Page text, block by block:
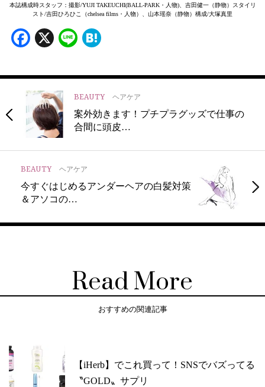
本誌構成時スタッフ：撮影/YUJI TAKEUCHI(BALL-PARK・人物)、吉田健一（静物）スタイリ
スト/吉田ひろひこ（chelsea films・人物）、山本瑶奈（静物）構成/大塚真里
Facebook
X Line
BEAUTY ヘアケア
案外効きます！プチプラグッズで仕事の
合間に頭皮…
BEAUTY ヘアケア
今すぐはじめるアンダーヘアの白髪対策
＆アソコの…
Read More
おすすめの関連記事
【iHerb】でこれ買って！SNSでバズってる
〝GOLD〟サプリ